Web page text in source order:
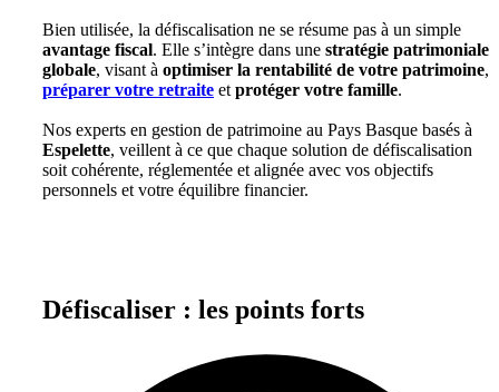
Bien utilisée, la défiscalisation ne se résume pas à un simple
avantage fiscal. Elle s’intègre dans une stratégie patrimoniale
globale, visant à optimiser la rentabilité de votre patrimoine,
préparer votre retraite et protéger votre famille.
Nos experts en gestion de patrimoine au Pays Basque basés à
Espelette, veillent à ce que chaque solution de défiscalisation
soit cohérente, réglementée et alignée avec vos objectifs
personnels et votre équilibre financier.
Défiscaliser : les points forts